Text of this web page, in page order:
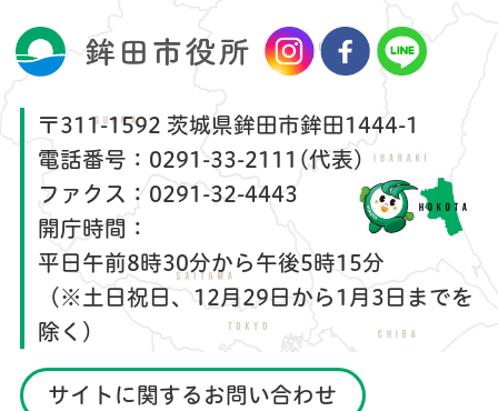
〒311-1592 茨城県鉾田市鉾田1444-1
電話番号： 0291-33-2111(代表)
ファクス： 0291-32-4443
開庁時間：
平日午前8時30分から午後5時15分
（※土日祝日、12月29日から1月3日までを
除く）
サイトに関するお問い合わせ